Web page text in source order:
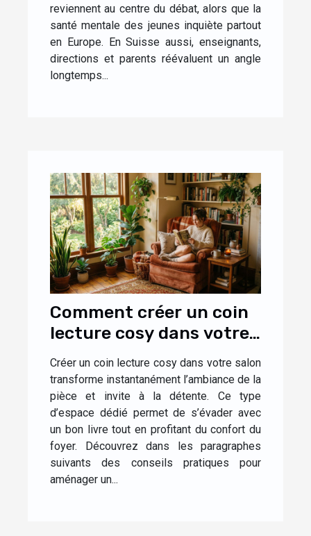
reviennent au centre du débat, alors que la
santé mentale des jeunes inquiète partout
en Europe. En Suisse aussi, enseignants,
directions et parents réévaluent un angle
longtemps...
Comment créer un coin
lecture cosy dans votre
salon ?
Créer un coin lecture cosy dans votre salon
transforme instantanément l’ambiance de la
pièce et invite à la détente. Ce type
d’espace dédié permet de s’évader avec
un bon livre tout en profitant du confort du
foyer. Découvrez dans les paragraphes
suivants des conseils pratiques pour
aménager un...